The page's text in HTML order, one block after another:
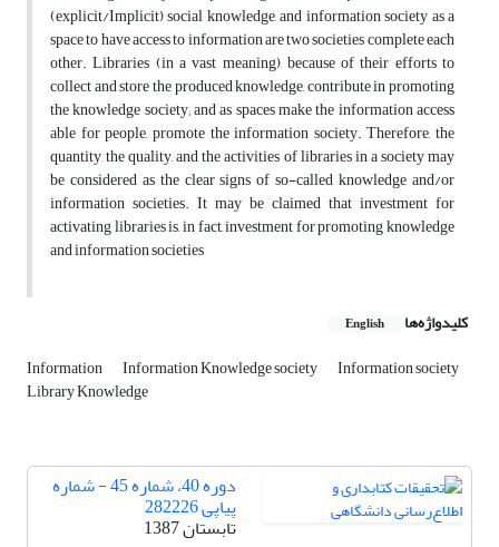
(explicit/Implicit) social knowledge, and information society as a
space to have access to information are two societies complete each
other. Libraries (in a vast meaning), because of their efforts to
collect and store the produced knowledge, contribute in promoting
the knowledge society; and as spaces make the information access
able for people, promote the information society. Therefore, the
quantity, the quality, and the activities of libraries in a society may
be considered as the clear signs of so-called knowledge and/or
information societies. It may be claimed that investment for
activating libraries is, in fact, investment for promoting knowledge
and information societies
کلیدواژه‌ها English
Information Information Knowledge society Information society
Library Knowledge
دوره 40، شماره 45 - شماره
پیاپی 282226
تابستان 1387